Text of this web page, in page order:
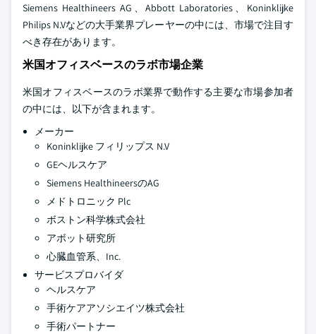
Siemens Healthineers AG、Abbott Laboratories、Koninklijke
Philips N.Vなどの大手業界プレーヤーの中には、市場で注目す
べき存在があります。
米国オフィスベースのラボ市場企業
米国オフィスベースのラボ業界で動作する主要な市場参加者
の中には、以下が含まれます。
メーカー
Koninklijke フィリップス N.V
GEヘルスケア
Siemens HealthineersのAG
メドトロニック Plc
ボストン科学株式会社
アボット研究所
心臓血管系、Inc.
サービスプロバイダ
ヘルスケア
手術ケアアソシエイツ株式会社
手術パートナー